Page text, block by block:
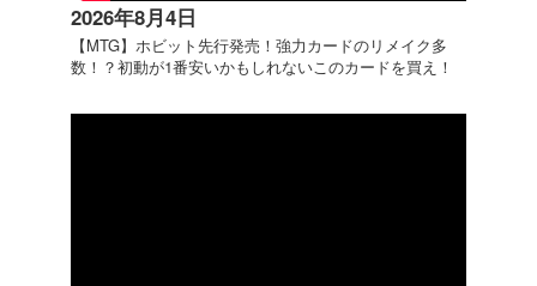
2026年8月4日
【MTG】ホビット先行発売！強力カードのリメイク多
数！？初動が1番安いかもしれないこのカードを買え！